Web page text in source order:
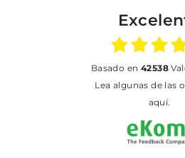
basado en 42538
Lea algunas de las opiniones
aquí.